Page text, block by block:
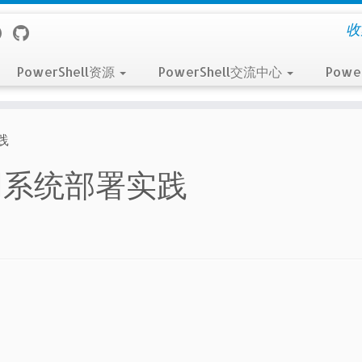
PowerShell资源 PowerShell交流中心
系统部署实践